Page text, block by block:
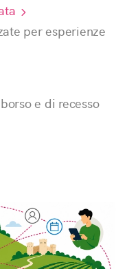
per esperienze
e di recesso